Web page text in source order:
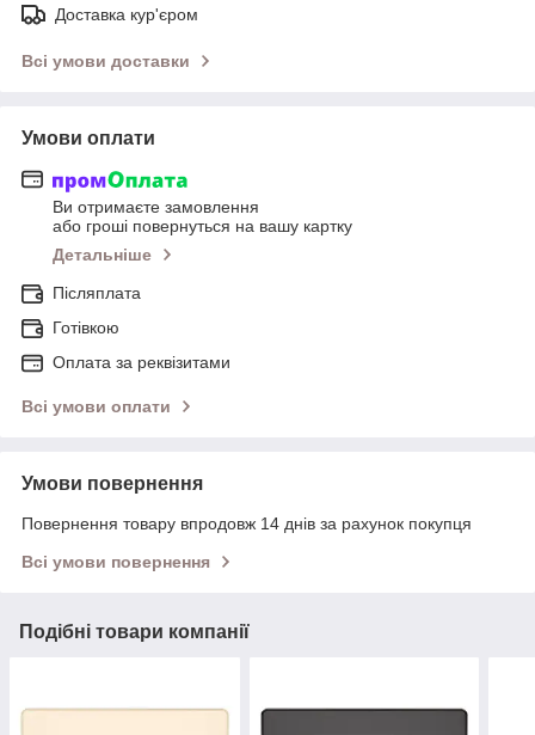
Доставка кур'єром
Всі умови доставки
Умови оплати
Ви отримаєте замовлення
або гроші повернуться на вашу картку
Детальніше
Післяплата
Готівкою
Оплата за реквізитами
Всі умови оплати
Умови повернення
Повернення товару впродовж 14 днів за рахунок покупця
Всі умови повернення
Подібні товари компанії